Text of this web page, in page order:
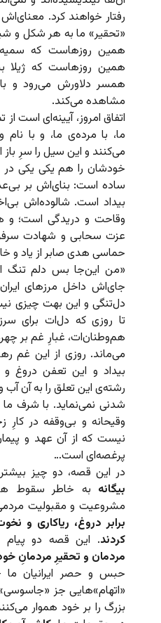
رفتار خواهند کرد.
«تحقیر» ما به هر شکل و
همین روزهاست که سمیه‌
همین روزهاست که ژیلا
همسر دلاورش می‌رود و
مشاهده می‌کند.
اتفاق امروز، آیینه‌ای است
ما، با مرده‌ی ما، و با
می‌کنند و این سیل را سرِ
خودشان را هم یکی یکی
ساده است: بنای‌اش بر
بیداد است. شالوده‌اش
وقاحت و دریدگی است؛ و
عزت سحابی و شهادت
حماسی هدی صابر از یاد و
«من این‌جا بس دلم تنگ
جای‌اش داخل مرزهای
دل‌تنگی و این بهت چیزی
تا روزی که دل‌ات برای
هم‌وطنان‌ات، غبارِ غم بر
می‌ماند. روزی از این غم
بیداد و این تعفن دروغ
رشته‌ی این تعلق را به آن
شدنی نمی‌‌نماید. با شرف ما
وقیحانه و بی‌وقفه در کارِ
نیست که از آن عهد و
پرغصه‌ای است…
در این قصه، دو چیز
بیگانه به خاطر سقوط
مشروعیت و مقبولیت
برابر دروغ، ریاکاری و
کردند. این قصه دو پیام
مردمان و تحقیرِ مردمانِ
حبس و حصر ایرانیان ما
«اتهام»هایی جز
بزرگ را بر خود هموار